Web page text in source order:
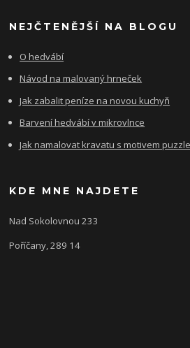
NEJČTENĚJŠÍ NA BLOGU
O hedvábí
Návod na malovaný hrneček
Jak zabalit peníze na novou kuchyň
Barvení hedvábí v mikrovlnce
Jak namalovat kravatu s motivem puzzle
KDE MNE NAJDETE
Nad Sokolovnou 233
Poříčany, 289 14